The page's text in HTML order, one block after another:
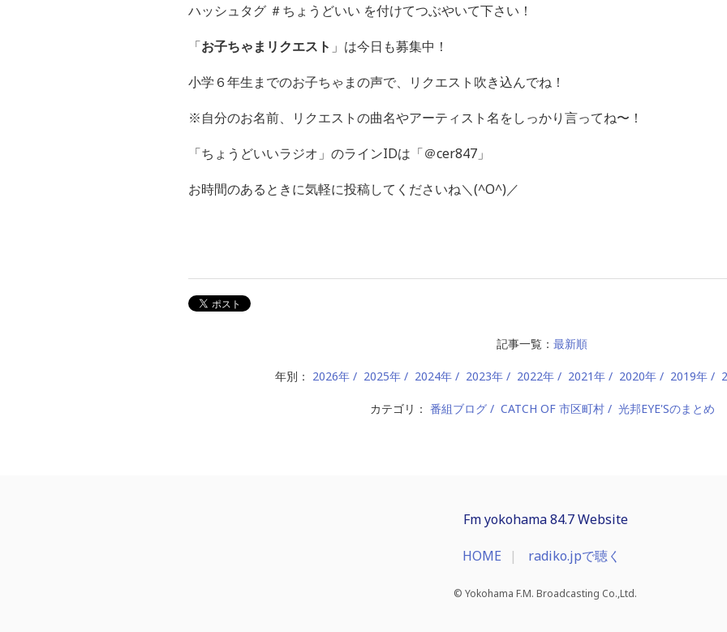
ハッシュタグ ＃ちょうどいい を付けてつぶやいて下さい！
「お子ちゃまリクエスト 」は今日も募集中！
小学６年生までのお子ちゃまの声で、リクエスト吹き込んでね！
※自分のお名前、リクエストの曲名やアーティスト名をしっかり言ってね〜！
「ちょうどいいラジオ」のラインIDは「＠cer847」
お時間のあるときに気軽に投稿してくださいね＼(^O^)／
記事一覧： 最新順
年別： 2026年 2025年 2024年 2023年 2022年 2021年 2020年 2019年
カテゴリ： 番組ブログ CATCH OF 市区町村 光邦EYE'Sのまとめ
Fm yokohama 84.7 Website
HOME radiko.jpで聴く
© Yokohama F.M. Broadcasting Co.,Ltd.